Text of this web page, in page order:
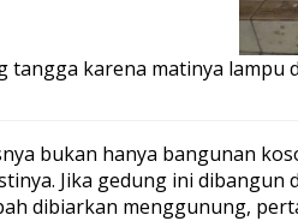
tangga karena matinya lampu
bukan hanya bangunan
Jika gedung ini
dibiarkan menggunung,